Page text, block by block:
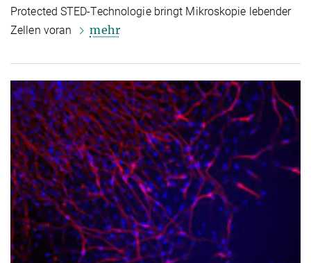
Protected STED-Technologie bringt Mikroskopie lebender
Zellen voran
mehr